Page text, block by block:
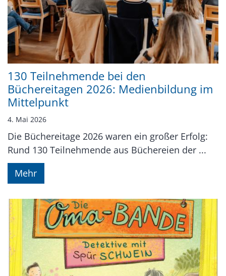
130 Teilnehmende bei den
Büchereitagen 2026: Medienbildung im
Mittelpunkt
4. Mai 2026
Die Büchereitage 2026 waren ein großer Erfolg:
Rund 130 Teilnehmende aus Büchereien der ...
Mehr